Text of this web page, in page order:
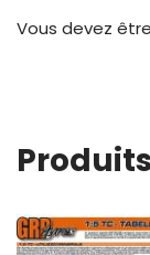
Vous devez être